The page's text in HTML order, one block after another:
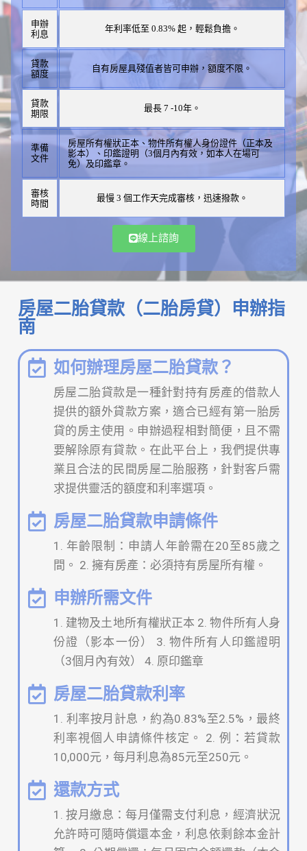
申辦
利息
年利率低至 0.83% 起，輕鬆負擔。
貸款
額度
自有房屋具殘值者皆可申辦，額度不限。
貸款
期限
最長 7 -10年。
準備
文件
房屋所有權狀正本、物件所有權人身份證件（正本及
影本）、印鑑證明（3個月內有效，如本人在場可
免）及印鑑章。
審核
時間
最慢 3 個工作天完成審核，迅速撥款。
線上諮詢
房屋二胎貸款（二胎房貸）申辦指
南
如何辦理房屋二胎貸款？
房屋二胎貸款是一種針對持有房產的借款人
提供的額外貸款方案，適合已經有第一胎房
貸的房主使用。申辦過程相對簡便，且不需
要解除原有貸款。在此平台上，我們提供專
業且合法的民間房屋二胎服務，針對客戶需
求提供靈活的額度和利率選項。
房屋二胎貸款申請條件
1. 年齡限制：申請人年齡需在20至85歲之
間。 2. 擁有房產：必須持有房屋所有權。
申辦所需文件
1. 建物及土地所有權狀正本 2. 物件所有人身
份證（影本一份） 3. 物件所有人印鑑證明
（3個月內有效） 4. 原印鑑章
房屋二胎貸款利率
1. 利率按月計息，約為0.83%至2.5%，最終
利率視個人申請條件核定。 2. 例：若貸款
10,000元，每月利息為85元至250元。
還款方式
1. 按月繳息：每月僅需支付利息，經濟狀況
允許時可隨時償還本金，利息依剩餘本金計